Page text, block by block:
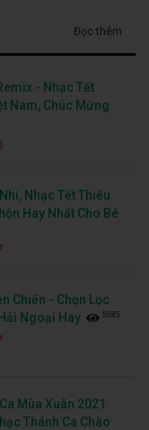
Đọc thêm
- Nhạc Tết
Nam, Chúc Mừng
Nhạc Tết Thiếu
Hay Nhất Cho Bé
Chiến - Chọn Lọc
Ngoại Hay
5585
Mùa Xuân 2021
Thánh Ca Chào